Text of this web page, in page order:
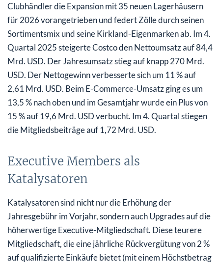
Clubhändler die Expansion mit 35 neuen Lagerhäusern
für 2026 vorangetrieben und federt Zölle durch seinen
Sortimentsmix und seine Kirkland-Eigenmarken ab. Im 4.
Quartal 2025 steigerte Costco den Nettoumsatz auf 84,4
Mrd. USD. Der Jahresumsatz stieg auf knapp 270 Mrd.
USD. Der Nettogewinn verbesserte sich um 11 % auf
2,61 Mrd. USD. Beim E-Commerce-Umsatz ging es um
13,5 % nach oben und im Gesamtjahr wurde ein Plus von
15 % auf 19,6 Mrd. USD verbucht. Im 4. Quartal stiegen
die Mitgliedsbeiträge auf 1,72 Mrd. USD.
Executive Members als
Katalysatoren
Katalysatoren sind nicht nur die Erhöhung der
Jahresgebühr im Vorjahr, sondern auch Upgrades auf die
höherwertige Executive-Mitgliedschaft. Diese teurere
Mitgliedschaft, die eine jährliche Rückvergütung von 2 %
auf qualifizierte Einkäufe bietet (mit einem Höchstbetrag